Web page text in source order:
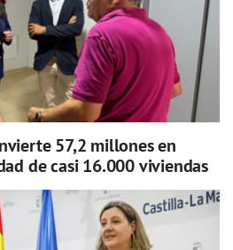
57,2 millones en
de casi 16.000 viviendas